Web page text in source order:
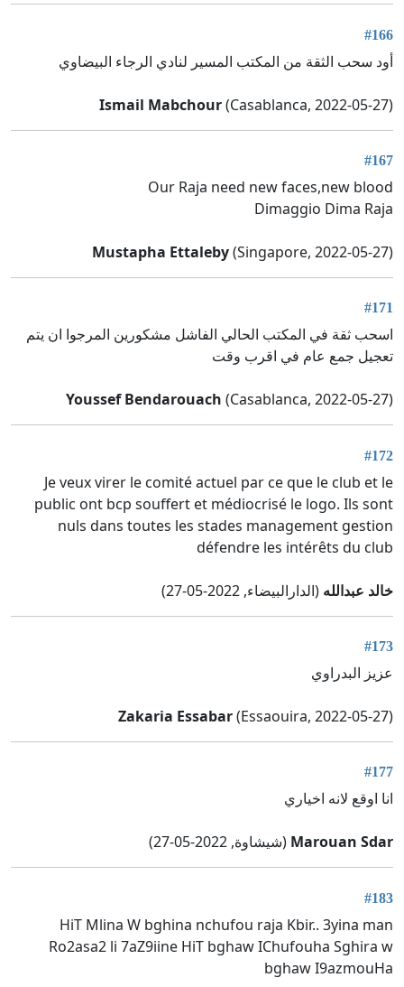
#166
أود سحب الثقة من المكتب المسير لنادي الرجاء البيضاوي
Ismail Mabchour(Casablanca, 2022-05-27)
#167
Our Raja need new faces,new blood
Dimaggio Dima Raja
Mustapha Ettaleby(Singapore, 2022-05-27)
#171
اسحب ثقة في المكتب الحالي الفاشل مشكورين المرجوا ان يتم
تعجيل جمع عام في اقرب وقت
Youssef Bendarouach (Casablanca, 2022-05-27)
#172
Je veux virer le comité actuel par ce que le club et le
public ont bcp souffert et médiocrisé le logo. Ils sont
nuls dans toutes les stades management gestion
défendre les intérêts du club
خالد عبدالله (الدارالبيضاء, 2022-05-27)
#173
عزيز البدراوي
Zakaria Essabar(Essaouira, 2022-05-27)
#177
انا اوقع لانه اخياري
Marouan Sdar (شيشاوة, 2022-05-27)
#183
HiT Mlina W bghina nchufou raja Kbir.. 3yina man
Ro2asa2 li 7aZ9iine HiT bghaw IChufouha Sghira w
bghaw I9azmouHa